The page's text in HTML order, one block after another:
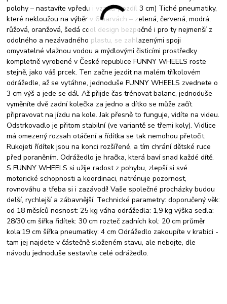
polohy – nastavíte vpředu i vzadu (rozdíl 3 cm) Tiché pneumatiky,
které nekloužou na výběr v 6 barvách – zelená, červená, modrá,
růžová, oranžová, šedá cool design bezpečné i pro ty nejmenší z
odolného a nezávadného plastu, se zahlazenými spoji
omyvatelné vlažnou vodou a mýdlovými čisticími prostředky
kompletně vyrobené v České republice FUNNY WHEELS roste
stejně, jako váš prcek. Ten začne jezdit na malém tříkolovém
odrážedle, až se vytáhne, jednoduše FUNNY WHEELS zvednete o
3 cm výš a jede se dál. Až přijde čas trénovat balanc, jednoduše
vyměníte dvě zadní kolečka za jedno a dítko se může začít
připravovat na jízdu na kole. Jak přesně to funguje, vidíte na videu.
Odstrkovadlo je přitom stabilní (ve variantě se třemi koly). Vidlice
má omezený rozsah otáčení a řídítka se tak nemohou přetočit.
Rukojeti řídítek jsou na konci rozšířené, a tím chrání dětské ruce
před poraněním. Odrážedlo je hračka, která baví snad každé dítě.
S FUNNY WHEELS si užije radost z pohybu, zlepší si své
motorické schopnosti a koordinaci, natrénuje pozornost,
rovnováhu a třeba si i zazávodí! Vaše společné procházky budou
delší, rychlejší a zábavnější. Technické parametry: doporučený věk:
od 18 měsíců nosnost: 25 kg váha odrážedla: 1,9 kg výška sedla:
28/30 cm šířka řidítek: 30 cm rozteč zadních kol: 20 cm průměr
kola:19 cm šířka pneumatiky: 4 cm Odrážedlo zakoupíte v krabici -
tam jej najdete v částečně složeném stavu, ale nebojte, dle
návodu jednoduše sestavíte celé odrážedlo.